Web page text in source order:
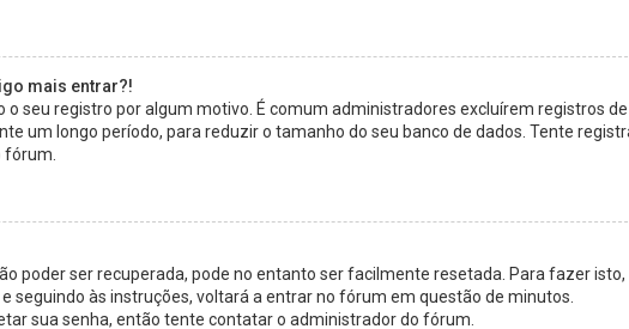
mais entrar?!
o seu registro por algum motivo. É comum administradores excluírem registros de
um longo período, para reduzir o tamanho do seu banco de dados. Tente
poder ser recuperada, pode no entanto ser facilmente resetada. Para fazer isto,
seguindo às instruções, voltará a entrar no fórum em questão de minutos.
sua senha, então tente contatar o administrador do fórum.